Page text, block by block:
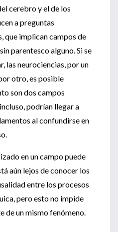
cerebro y el de los
a preguntas
que implican campos de
parentesco alguno. Si se
las neurociencias, por un
otro, es posible
son dos campos
podrían llegar a
al confundirse en
en un campo puede
aún lejos de conocer los
entre los procesos
pero esto no impide
de un mismo fenómeno.